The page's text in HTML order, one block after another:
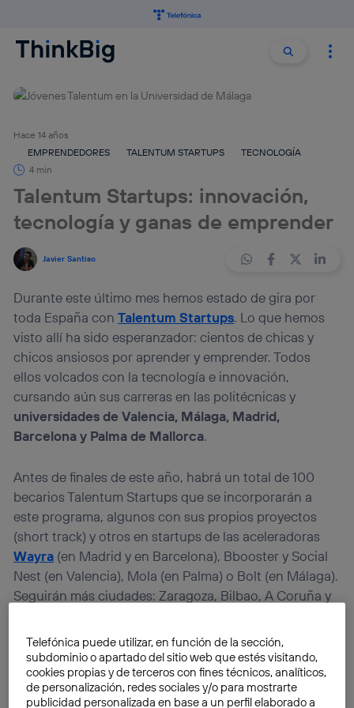
Buscar
Hace 14 años
EMPRENDEDORES
TALENTUM STARTUPS
TECNOLOGÍA
4 min
Talentum Startups: innovación,
tecnología y ganas de emprender
Javier Santiso
Durante este último mes hemos estado de gira por
toda España conTalentum Startups. Lo que hemos
visto allí ha sido esperanzador: cientos de chicas y
chicos ansiosos por aprender y emprender. Todos
ellos volcados con la tecnología e innovación,
cursando aún sus carreras en las politécnicas y
universidades de Valencia, Málaga, Madrid,
Barcelona y Palma de Mallorca.
Antes de finales de este año, habrá un total de 100
becarios Talentum Startups que se incorporarán a
este programa, algunos con sus propios proyectos
(short track) y otros en startups de las aceleradoras
Wayra (en Madrid y en Barcelona), Bbooster y Social
Nest (en Valencia), Mola (en Palma) o Bolt (en Málaga).
Seguirán más ciudades: Zaragoza, Bilbao, A Coruña y
programadores y desarrolladores apasionados por la
tecnología, a impulsar sus proyectos y capacidades
en entornos de alto emprendimiento.
Telefónica puede utilizar, en función de la sección,
subdominio o apartado del sitio web que estés visitando,
cookies propias y de terceros con fines técnicos, analíticos,
de personalización, redes sociales y/o para mostrarte
publicidad personalizada en base a un perfil elaborado a